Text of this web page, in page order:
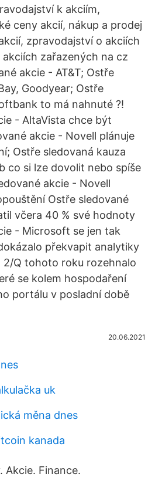
k akciím,
ceny akcií, nákup a prodej
zpravodajství o akciích
akciích zařazených na cz
akcie - AT&T; Ostře
Goodyear; Ostře
to má nahnuté ?!
- AltaVista chce být
akcie - Novell plánuje
Ostře sledovaná kauza
co si lze dovolit nebo spíše
akcie - Novell
Ostře sledované
včera 40 % své hodnoty
- Microsoft se jen tak
překvapit analytiky
2/Q tohoto roku rozehnalo
se kolem hospodaření
portálu v posladní době
20.06.2021
uk
měna dnes
kanada
Akcie. Finance.